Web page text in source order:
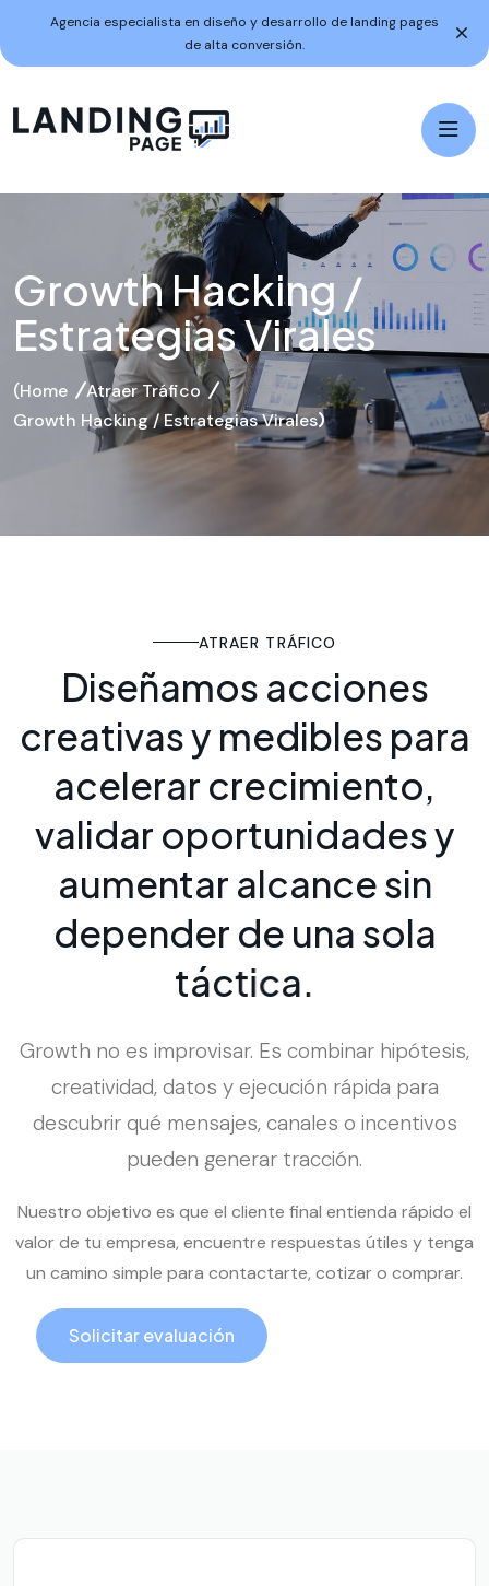
Agencia especialista en diseño y desarrollo de landing pages
de alta conversión.
Growth Hacking /
Estrategias Virales
Home
Atraer Tráfico
Growth Hacking / Estrategias Virales
ATRAER TRÁFICO
Diseñamos acciones
creativasy medibles para
acelerar crecimiento,
validar oportunidadesy
aumentar alcancesin
depender de una sola
táctica.
Growth no es improvisar. Es combinar hipótesis,
creatividad, datos y ejecución rápida para
descubrir qué mensajes, canales o incentivos
pueden generar tracción.
Nuestro objetivo es que el cliente final entienda rápido el
valor de tu empresa, encuentre respuestas útiles y tenga
un camino simple para contactarte, cotizar o comprar.
Solicitar evaluación